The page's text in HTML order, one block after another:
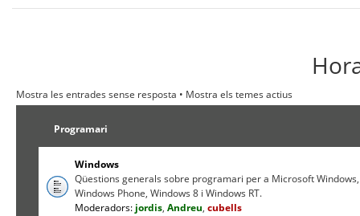
Mostra les entrades sense resposta • Mostra els temes actius
Programari
Windows
Qüestions generals sobre programari per a Microsoft Windows,
Windows Phone, Windows 8 i Windows RT.
Moderadors: jordis,Andreu,cubells